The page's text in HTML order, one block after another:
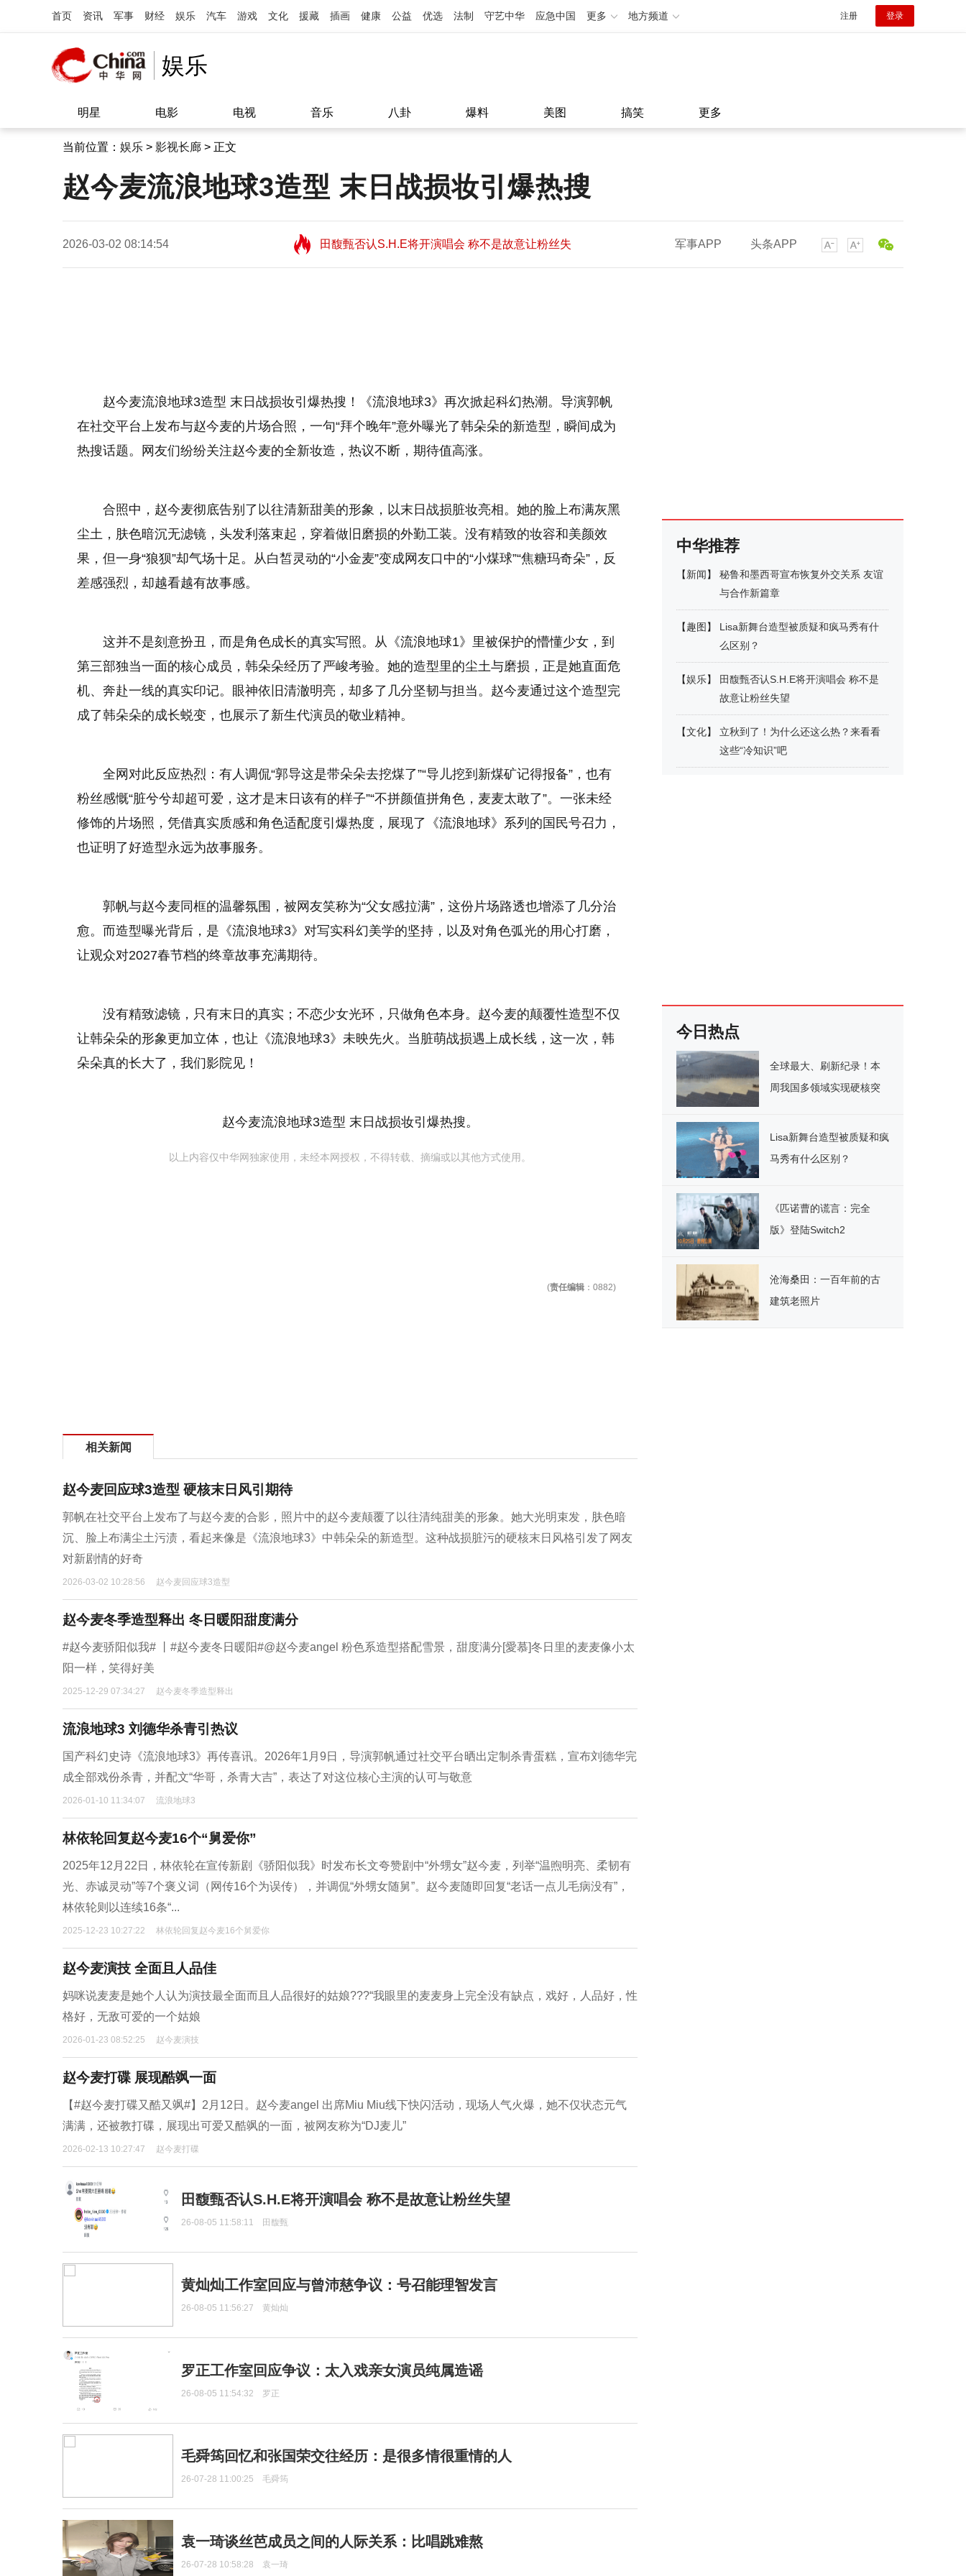
首页 资讯 军事 财经 娱乐 汽车 游戏 文化 援藏 插画 健康 公益 优选 法制 守艺中华 应急中国 更多 地方频道 注册 登录
娱乐
明星 电影 电视 音乐 八卦 爆料 美图 搞笑 更多
当前位置： 娱乐 > 影视长廊 > 正文
赵今麦流浪地球3造型 末日战损妆引爆热搜
2026-03-02 08:14:54
田馥甄否认S.H.E将开演唱会 称不是故意让粉丝失
望11:08
田馥甄否认S.H.E将开演唱会 称不是故意让粉丝失
军事APP 头条APP
赵今麦流浪地球3造型 末日战损妆引爆热搜！《流浪地球3》再次掀起科幻热潮。导演郭帆
在社交平台上发布与赵今麦的片场合照，一句“拜个晚年”意外曝光了韩朵朵的新造型，瞬间成为
热搜话题。网友们纷纷关注赵今麦的全新妆造，热议不断，期待值高涨。
合照中，赵今麦彻底告别了以往清新甜美的形象，以末日战损脏妆亮相。她的脸上布满灰黑
尘土，肤色暗沉无滤镜，头发利落束起，穿着做旧磨损的外勤工装。没有精致的妆容和美颜效
果，但一身“狼狈”却气场十足。从白皙灵动的“小金麦”变成网友口中的“小煤球”“焦糖玛奇朵”，反
差感强烈，却越看越有故事感。
这并不是刻意扮丑，而是角色成长的真实写照。从《流浪地球1》里被保护的懵懂少女，到
第三部独当一面的核心成员，韩朵朵经历了严峻考验。她的造型里的尘土与磨损，正是她直面危
机、奔赴一线的真实印记。眼神依旧清澈明亮，却多了几分坚韧与担当。赵今麦通过这个造型完
成了韩朵朵的成长蜕变，也展示了新生代演员的敬业精神。
全网对此反应热烈：有人调侃“郭导这是带朵朵去挖煤了”“导儿挖到新煤矿记得报备”，也有
粉丝感慨“脏兮兮却超可爱，这才是末日该有的样子”“不拼颜值拼角色，麦麦太敢了”。一张未经
修饰的片场照，凭借真实质感和角色适配度引爆热度，展现了《流浪地球》系列的国民号召力，
也证明了好造型永远为故事服务。
郭帆与赵今麦同框的温馨氛围，被网友笑称为“父女感拉满”，这份片场路透也增添了几分治
愈。而造型曝光背后，是《流浪地球3》对写实科幻美学的坚持，以及对角色弧光的用心打磨，
让观众对2027春节档的终章故事充满期待。
没有精致滤镜，只有末日的真实；不恋少女光环，只做角色本身。赵今麦的颠覆性造型不仅
让韩朵朵的形象更加立体，也让《流浪地球3》未映先火。当脏萌战损遇上成长线，这一次，韩
朵朵真的长大了，我们影院见！
赵今麦流浪地球3造型 末日战损妆引爆热搜。
以上内容仅中华网独家使用，未经本网授权，不得转载、摘编或以其他方式使用。
(责任编辑 ：0882)
相关新闻
赵今麦回应球3造型 硬核末日风引期待
郭帆在社交平台上发布了与赵今麦的合影，照片中的赵今麦颠覆了以往清纯甜美的形象。她大光明束发，肤色暗
沉、脸上布满尘土污渍，看起来像是《流浪地球3》中韩朵朵的新造型。这种战损脏污的硬核末日风格引发了网友
对新剧情的好奇
2026-03-02 10:28:56 赵今麦回应球3造型
赵今麦冬季造型释出 冬日暖阳甜度满分
#赵今麦骄阳似我# 丨#赵今麦冬日暖阳#@赵今麦angel 粉色系造型搭配雪景，甜度满分[愛慕]冬日里的麦麦像小太
阳一样，笑得好美
2025-12-29 07:34:27 赵今麦冬季造型释出
流浪地球3 刘德华杀青引热议
国产科幻史诗《流浪地球3》再传喜讯。2026年1月9日，导演郭帆通过社交平台晒出定制杀青蛋糕，宣布刘德华完
成全部戏份杀青，并配文“华哥，杀青大吉”，表达了对这位核心主演的认可与敬意
2026-01-10 11:34:07 流浪地球3
林依轮回复赵今麦16个“舅爱你”
2025年12月22日，林依轮在宣传新剧《骄阳似我》时发布长文夸赞剧中“外甥女”赵今麦，列举“温煦明亮、柔韧有
光、赤诚灵动”等7个褒义词（网传16个为误传），并调侃“外甥女随舅”。赵今麦随即回复“老话一点儿毛病没有”，
林依轮则以连续16条“...
2025-12-23 10:27:22 林依轮回复赵今麦16个舅爱你
赵今麦演技 全面且人品佳
妈咪说麦麦是她个人认为演技最全面而且人品很好的姑娘???“我眼里的麦麦身上完全没有缺点，戏好，人品好，性
格好，无敌可爱的一个姑娘
2026-01-23 08:52:25 赵今麦演技
赵今麦打碟 展现酷飒一面
【#赵今麦打碟又酷又飒#】2月12日。赵今麦angel 出席Miu Miu线下快闪活动，现场人气火爆，她不仅状态元气
满满，还被教打碟，展现出可爱又酷飒的一面，被网友称为“DJ麦儿”
2026-02-13 10:27:47 赵今麦打碟
田馥甄否认S.H.E将开演唱会 称不是故意让粉丝失望
26-08-05 11:58:11 田馥甄
黄灿灿工作室回应与曾沛慈争议：号召能理智发言
26-08-05 11:56:27 黄灿灿
罗正工作室回应争议：太入戏亲女演员纯属造谣
26-08-05 11:54:32 罗正
毛舜筠回忆和张国荣交往经历：是很多情很重情的人
26-07-28 11:00:25 毛舜筠
袁一琦谈丝芭成员之间的人际关系：比唱跳难熬
26-07-28 10:58:28 袁一琦
中华推荐
【新闻】
秘鲁和墨西哥宣布恢复外交关系 友谊
与合作新篇章
【趣图 】
Lisa新舞台造型被质疑和疯马秀有什
么区别？
【娱乐】
田馥甄否认S.H.E将开演唱会 称不是
故意让粉丝失望
【文化】
立秋到了！为什么还这么热？来看看
这些“冷知识”吧
今日热点
全球最大、刷新纪录！本
周我国多领域实现硬核突
Lisa新舞台造型被质疑和疯
马秀有什么区别？
《匹诺曹的谎言：完全
版》登陆Switch2
沧海桑田：一百年前的古
建筑老照片